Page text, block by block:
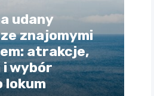
udany
znajomymi
atrakcje,
wybór
lokum